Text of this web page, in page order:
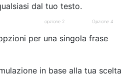
dal tuo testo.
per una singola frase
in base alla tua scelta
opzione 2 Opzione 4